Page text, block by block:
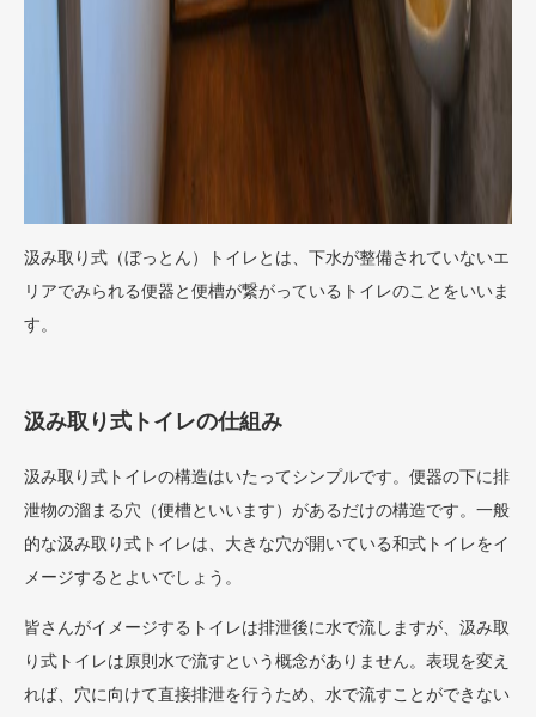
汲み取り式（ぼっとん）トイレとは、下水が整備されていないエ
リアでみられる便器と便槽が繋がっているトイレのことをいいま
す。
汲み取り式トイレの仕組み
汲み取り式トイレの構造はいたってシンプルです。便器の下に排
泄物の溜まる穴（便槽といいます）があるだけの構造です。一般
的な汲み取り式トイレは、大きな穴が開いている和式トイレをイ
メージするとよいでしょう。
皆さんがイメージするトイレは排泄後に水で流しますが、汲み取
り式トイレは原則水で流すという概念がありません。表現を変え
れば、穴に向けて直接排泄を行うため、水で流すことができない